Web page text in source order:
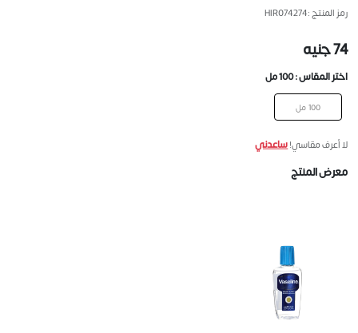
رمز المنتج :HIR074274
74 جنيه
اختر المقاس :100 مل
100 مل
لا أعرف مقاسي!ساعدني
معرض المنتج